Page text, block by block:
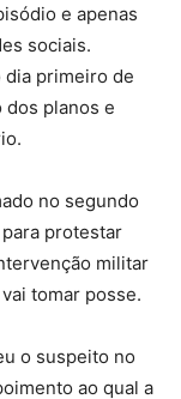
e apenas
sociais.
dia primeiro de
dos planos e
no segundo
protestar
militar
tomar posse.
o suspeito no
ao qual a